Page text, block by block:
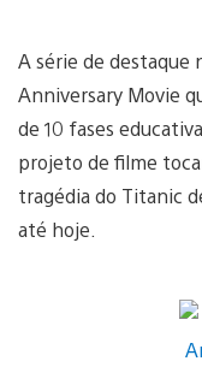
A série de destaque
Anniversary Movie
de 10 fases
projeto de filme
tragédia do Titanic
até hoje.